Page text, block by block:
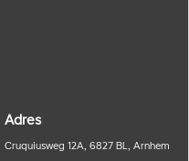
Adres
Cruquiusweg 12A, 6827 BL, Arnhem